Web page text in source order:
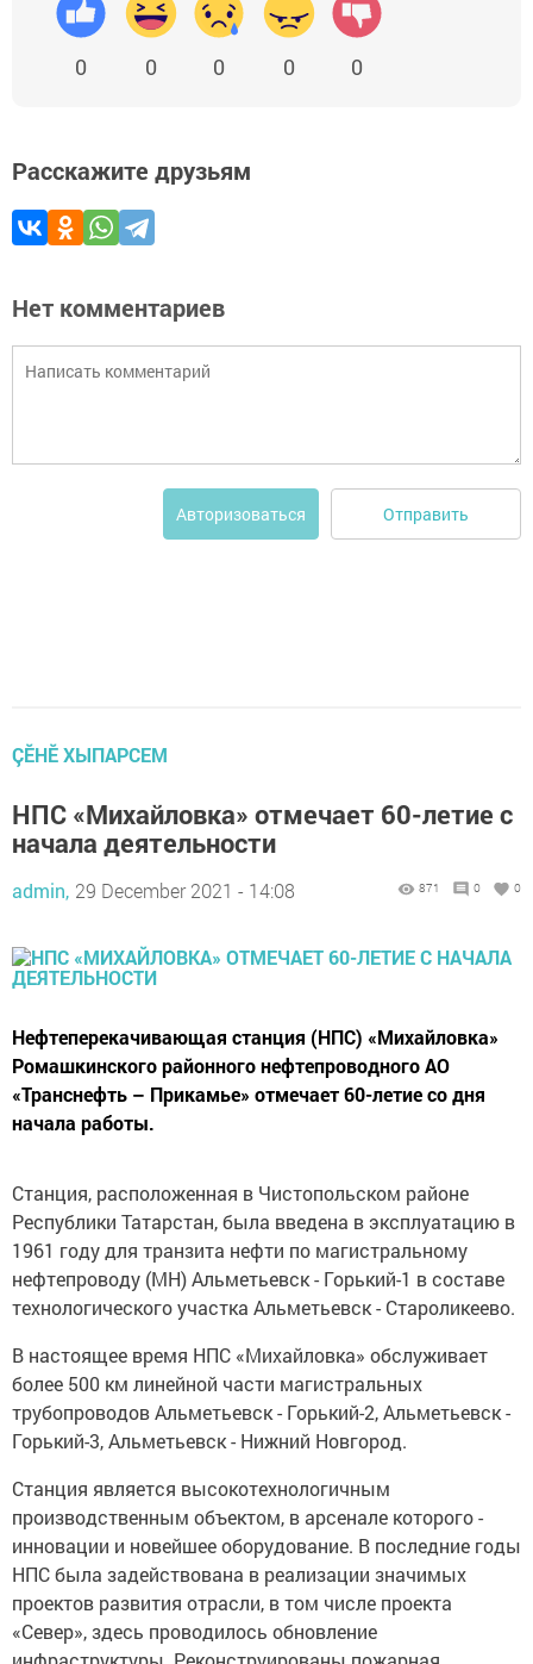
0 0 0 0 0
Расскажите друзьям
Нет комментариев
Авторизоваться Отправить
ÇӖНӖ ХЫПАРСЕМ
НПС «Михайловка» отмечает 60-летие с
начала деятельности
admin, 29 December 2021 - 14:08 871 0 0
Нефтеперекачивающая станция (НПС) «Михайловка»
Ромашкинского районного нефтепроводного АО
«Транснефть – Прикамье» отмечает 60-летие со дня
начала работы.
Станция, расположенная в Чистопольском районе
Республики Татарстан, была введена в эксплуатацию в
1961 году для транзита нефти по магистральному
нефтепроводу (МН) Альметьевск - Горький-1 в составе
технологического участка Альметьевск - Староликеево.
В настоящее время НПС «Михайловка» обслуживает
более 500 км линейной части магистральных
трубопроводов Альметьевск - Горький-2, Альметьевск -
Горький-3, Альметьевск - Нижний Новгород.
Станция является высокотехнологичным
производственным объектом, в арсенале которого -
инновации и новейшее оборудование. В последние годы
НПС была задействована в реализации значимых
проектов развития отрасли, в том числе проекта
«Север», здесь проводилось обновление